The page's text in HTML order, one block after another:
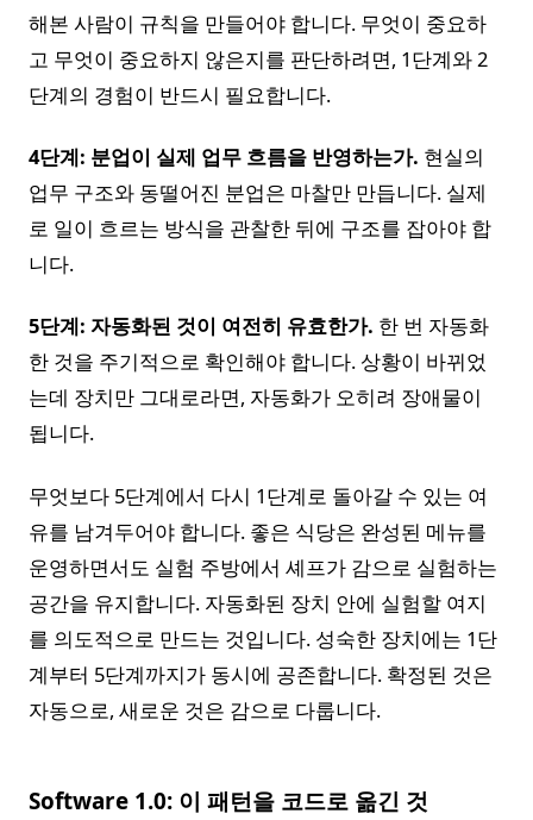
해본 사람이 규칙을 만들어야 합니다. 무엇이 중요하
고 무엇이 중요하지 않은지를 판단하려면, 1단계와 2
단계의 경험이 반드시 필요합니다.
4단계: 분업이 실제 업무 흐름을 반영하는가. 현실의
업무 구조와 동떨어진 분업은 마찰만 만듭니다. 실제
로 일이 흐르는 방식을 관찰한 뒤에 구조를 잡아야 합
니다.
5단계: 자동화된 것이 여전히 유효한가. 한 번 자동화
한 것을 주기적으로 확인해야 합니다. 상황이 바뀌었
는데 장치만 그대로라면, 자동화가 오히려 장애물이
됩니다.
무엇보다 5단계에서 다시 1단계로 돌아갈 수 있는 여
유를 남겨두어야 합니다. 좋은 식당은 완성된 메뉴를
운영하면서도 실험 주방에서 셰프가 감으로 실험하는
공간을 유지합니다. 자동화된 장치 안에 실험할 여지
를 의도적으로 만드는 것입니다. 성숙한 장치에는 1단
계부터 5단계까지가 동시에 공존합니다. 확정된 것은
자동으로, 새로운 것은 감으로 다룹니다.
Software 1.0: 이 패턴을 코드로 옮긴 것